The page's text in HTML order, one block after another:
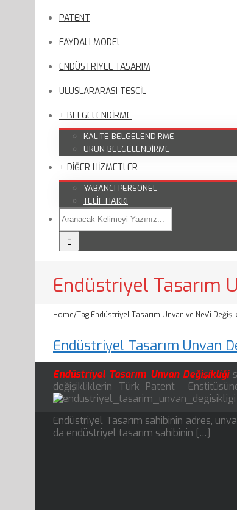
PATENT
FAYDALI MODEL
ENDÜSTRİYEL TASARIM
ULUSLARARASI TESCİL
+ BELGELENDİRME
KALİTE BELGELENDİRME
ÜRÜN BELGELENDİRME
+ DİĞER HİZMETLER
YABANCI PERSONEL
TELİF HAKKI
Endüstriyel Tasarım
Home/Tag:Endüstriyel Tasarım Unvan ve Nev'i
Endüstriyel Tasarım Unvan
Endüstriyel Tasarım Unvan Değişikliği
değişikliklerin Türk Patent
Endüstriyel Tasarım sahibinin adres,
da endüstriyel tasarım sahibinin […]